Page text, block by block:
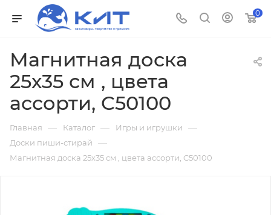
0
Магнитная доска
25х35 см , цвета
ассорти, C50100
Главная — Каталог — Игры и игрушки —
Доски пиши-стирай —
Магнитная доска 25х35 см , цвета ассорти, C50100